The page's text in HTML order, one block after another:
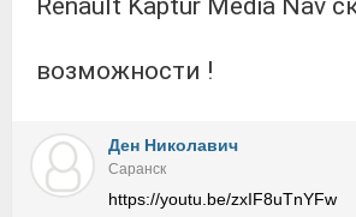
Renault Kaptur Media Nav скрытые
возможности !
Ден Николавич
Саранск
https://youtu.be/zxIF8uTnYFw